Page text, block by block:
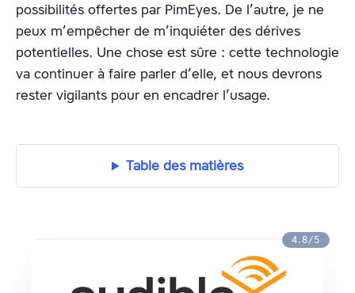
possibilités offertes par PimEyes. De l’autre, je ne
peux m’empêcher de m’inquiéter des dérives
potentielles. Une chose est sûre : cette technologie
va continuer à faire parler d’elle, et nous devrons
rester vigilants pour en encadrer l’usage.
Table des matières
4.8/5